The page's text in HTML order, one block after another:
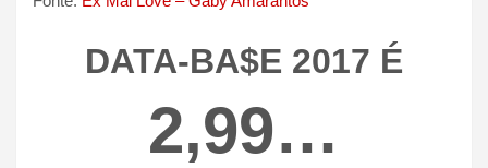
DATA-BA$E 2017 É
2,99…